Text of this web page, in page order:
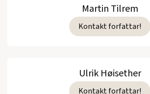
Martin Tilrem
Kontakt forfattar!
Ulrik Høisether
Kontakt forfattar!